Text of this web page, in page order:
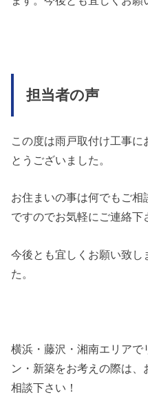
担当者の声
この度は雨戸取付け工事
とうございました。
お住まいの事は何でもご相
ですのでお気軽にご連絡下
今後とも宜しくお願い致し
た。
横浜・藤沢・湘南エリアで
ン・新築をお考えの際は
相談下さい！